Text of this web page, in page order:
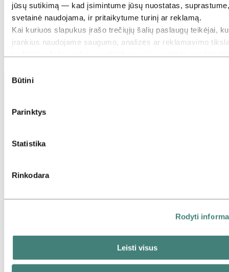
jūsų sutikimą — kad įsimintume jūsų nuostatas,
svetainė naudojama, ir pritaikytume turinį ar reklamą.
Kai kuriuos slapukus įrašo trečiųjų šalių paslaugų teikėjai,
įrankius naudojame saugumo, analizės ar reklamavimo
surinko naudodamiesi jų paslaugomis. Trečioji šalis,
esančioje slapukų lentelėje galite matyti, kurios trečiosios
pasirinkimas
Būtini
Parinktys
Statistika
Rinkodara
Rodyti
Leisti visus
Esame vieningi, prisiimdami atsakomybę už žaliosios
pertvarkos skatinimą ir gyvybingesnių visuomenių kūrimą
Kiekvieną dieną mes sutelkiame dėmesį į gamtos išteklių
panaudojimą tvaresniuose produktuose ir sprendimuose